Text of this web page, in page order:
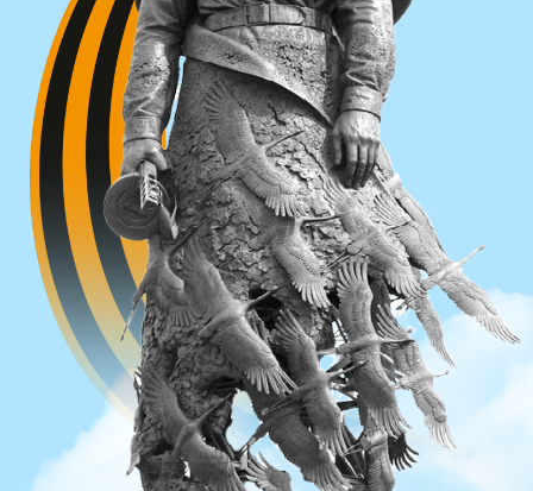
о конкурсе
Создание виртуальной онлайн-карты
Российской Федерации с отражением
в регионах страны исторических мест,
посвященных героям Великой
Отечественной войны, другим военным
конфликтам, сражениям и выдающимся
событиям русской армии, мест,
увековечивающих память о жертвах
геноцида советского народа.
Конкурс реализуется в рамках
национального проекта «Молодежь
и дети», федерального проекта
«Мы вместе» и при поддержке
Министерства просвещения Российской